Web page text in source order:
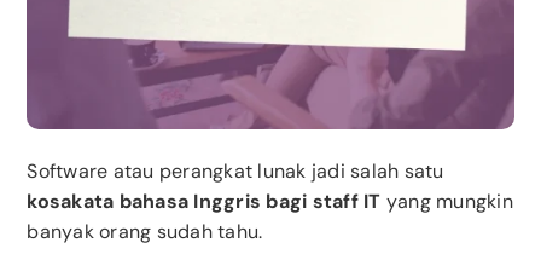
Software atau perangkat lunak jadi salah satu
kosakata bahasa Inggris bagi staff IT yang mungkin
banyak orang sudah tahu.